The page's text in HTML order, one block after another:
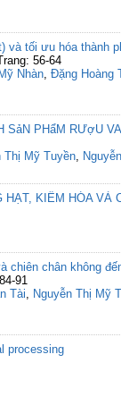
và tối ưu hóa thành
56-64
Nhàn, Đặng Hoàng
SảN PHẩM RƯợU
Thị Mỹ Tuyền,
KIỀM HÓA VÀ
chiên chân không
91
Tài, Nguyễn Thị Mỹ
processing